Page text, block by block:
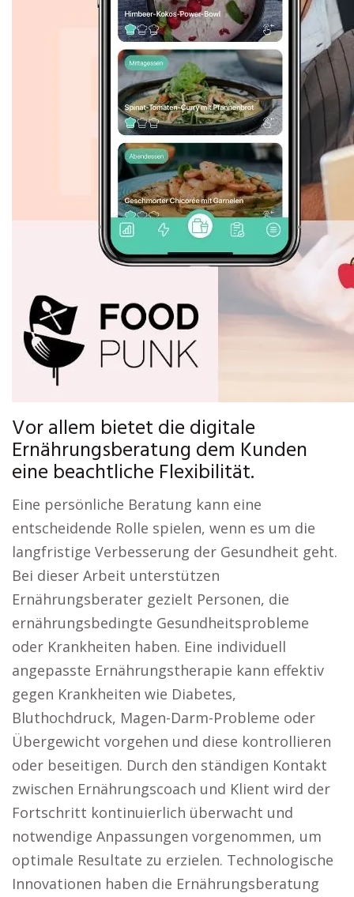
Vor allem bietet die digitale
Ernährungsberatung dem Kunden
eine beachtliche Flexibilität.
Eine persönliche Beratung kann eine
entscheidende Rolle spielen, wenn es um die
langfristige Verbesserung der Gesundheit geht.
Bei dieser Arbeit unterstützen
Ernährungsberater gezielt Personen, die
ernährungsbedingte Gesundheitsprobleme
oder Krankheiten haben. Eine individuell
angepasste Ernährungstherapie kann effektiv
gegen Krankheiten wie Diabetes,
Bluthochdruck, Magen-Darm-Probleme oder
Übergewicht vorgehen und diese kontrollieren
oder beseitigen. Durch den ständigen Kontakt
zwischen Ernährungscoach und Klient wird der
Fortschritt kontinuierlich überwacht und
notwendige Anpassungen vorgenommen, um
optimale Resultate zu erzielen. Technologische
Innovationen haben die Ernährungsberatung